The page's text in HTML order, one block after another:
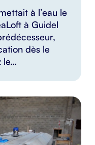
à l’eau le
à Guidel
dès le
le…